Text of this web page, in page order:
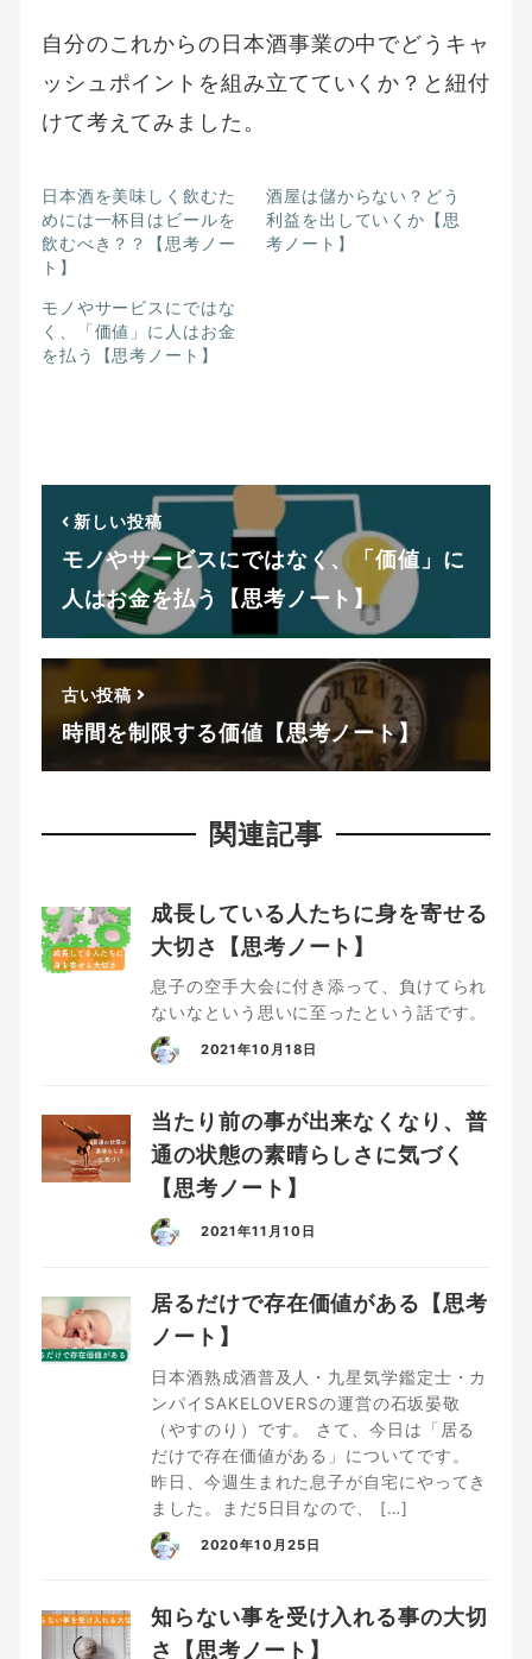
自分のこれからの日本酒事業の中でどうキャ
ッシュポイントを組み立てていくか？と紐付
けて考えてみました。
日本酒を美味しく飲むた
めには一杯目はビールを
飲むべき？？【思考ノー
ト】
酒屋は儲からない？どう
利益を出していくか【思
考ノート】
モノやサービスにではな
く、「価値」に人はお金
を払う【思考ノート】
新しい投稿
モノやサービスにではなく、「価値」に
人はお金を払う【思考ノート】
古い投稿
時間を制限する価値【思考ノート】
関連記事
成長している人たちに身を寄せる
大切さ【思考ノート】
息子の空手大会に付き添って、負けてられ
ないなという思いに至ったという話です。
2021年10月18日
当たり前の事が出来なくなり、普
通の状態の素晴らしさに気づく
【思考ノート】
2021年11月10日
居るだけで存在価値がある【思考
ノート】
日本酒熟成酒普及人・九星気学鑑定士・カ
ンパイSAKELOVERSの運営の石坂晏敬
（やすのり）です。 さて、今日は「居る
だけで存在価値がある」についてです。
昨日、今週生まれた息子が自宅にやってき
ました。まだ5日目なので、 […]
2020年10月25日
知らない事を受け入れる事の大切
さ【思考ノート】